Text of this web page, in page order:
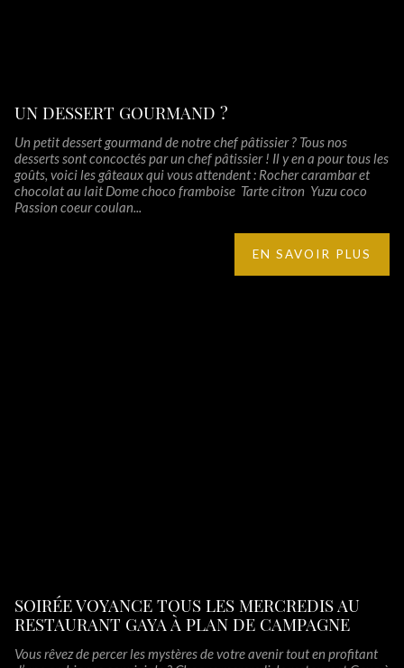
UN DESSERT GOURMAND ?
Un petit dessert gourmand de notre chef pâtissier ? Tous nos
desserts sont concoctés par un chef pâtissier ! Il y en a pour tous les
goûts, voici les gâteaux qui vous attendent : Rocher carambar et
chocolat au lait Dome choco framboise Tarte citron Yuzu coco
Passion coeur coulan...
EN SAVOIR PLUS
SOIRÉE VOYANCE TOUS LES MERCREDIS AU
RESTAURANT GAYA À PLAN DE CAMPAGNE
Vous rêvez de percer les mystères de votre avenir tout en profitant